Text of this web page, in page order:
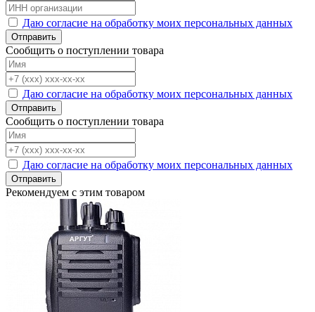
Даю согласие на обработку моих персональных данных
Отправить
Сообщить о поступлении товара
Даю согласие на обработку моих персональных данных
Отправить
Сообщить о поступлении товара
Даю согласие на обработку моих персональных данных
Отправить
Рекомендуем с этим товаром